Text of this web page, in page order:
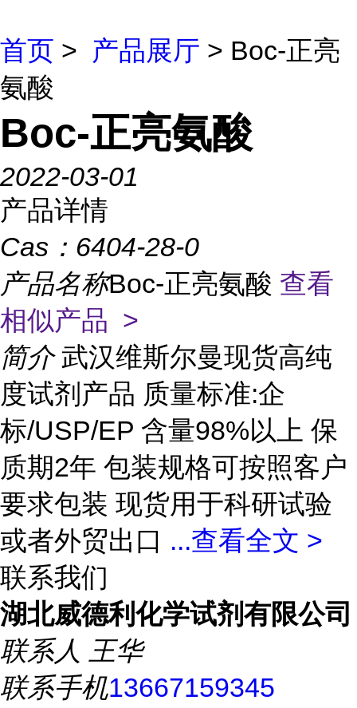
首页 > 产品展厅 > Boc-正亮
氨酸
Boc-正亮氨酸
2022-03-01
产品详情
Cas： 6404-28-0
产品名称Boc-正亮氨酸 查看
相似产品 >
简介 武汉维斯尔曼现货高纯
度试剂产品 质量标准:企
标/USP/EP 含量98%以上 保
质期2年 包装规格可按照客户
要求包装 现货用于科研试验
或者外贸出口 ...查看全文 >
联系我们
湖北威德利化学试剂有限公司
联系人 王华
联系手机13667159345